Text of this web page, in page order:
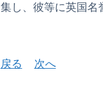
集し、彼等に英国名
戻る 次へ